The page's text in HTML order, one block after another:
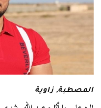
المصطبة, زاوية